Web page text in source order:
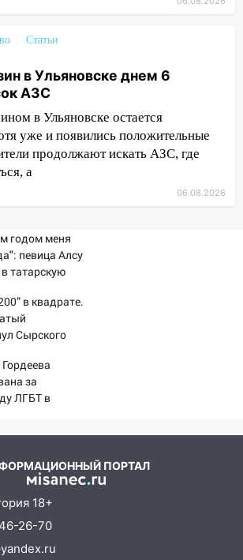
м/с
760 тысяч рублей
районе
«Лада» и Chevrolet:
летний подросток
бензин в Ульяновске 7
его: суд вынес
дачный дом и
ИИ будет выявлять
на контейнерных
шахматистка
выиграла два
сборной мира
открыли памятную
Кондратию Рылееву
Статьи
в Ульяновске днем 6
АЗС
в Ульяновске остается
уже и появились положительные
продолжают искать АЗС, где
а
06.08.2026
годом меня
певица Алсу
татарскую
08/2026 –
в квадрате.
Сырского
за
ЛГБТ в
ПОРТАЛ
18+
26-70